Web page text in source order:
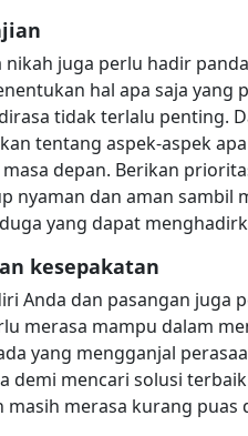
juga perlu hadir
hal apa saja
tidak terlalu penting.
tentang aspek-aspek
depan. Berikan
nyaman dan aman
yang dapat
kesepakatan
Anda dan pasangan
merasa mampu dalam
yang mengganjal
demi mencari solusi
masih merasa kurang